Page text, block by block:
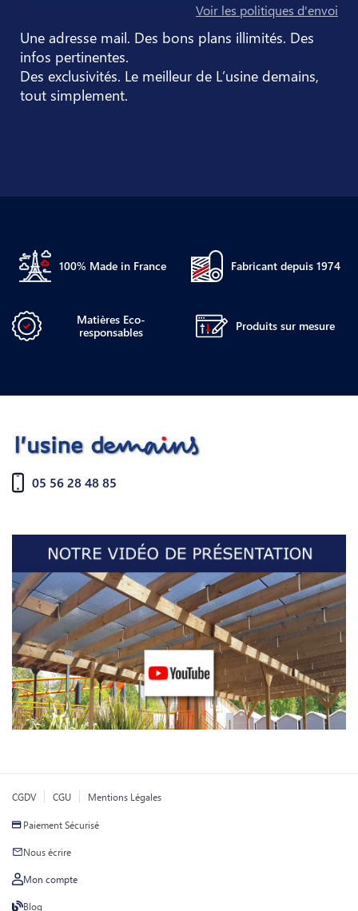
Voir les politiques d'envoi
Une adresse mail. Des bons plans illimités. Des
infos pertinentes.
Des exclusivités. Le meilleur de L’usine demains,
tout simplement.
100% Made in France Fabricant depuis 1974
Matières Eco-
responsables
Produits sur mesure
05 56 28 48 85
CGDV CGU Mentions Légales
Paiement Sécurisé
Nous écrire
Mon compte
Blog